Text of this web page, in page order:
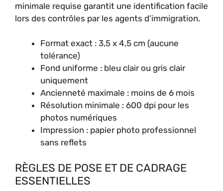
minimale requise garantit une identification facile
lors des contrôles par les agents d’immigration.
Format exact : 3,5 x 4,5 cm (aucune
tolérance)
Fond uniforme : bleu clair ou gris clair
uniquement
Ancienneté maximale : moins de 6 mois
Résolution minimale : 600 dpi pour les
photos numériques
Impression : papier photo professionnel
sans reflets
RÈGLES DE POSE ET DE CADRAGE
ESSENTIELLES